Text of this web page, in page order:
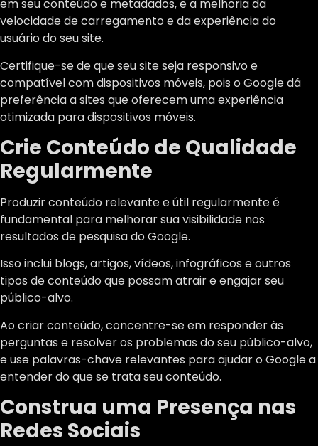
em seu conteúdo e metadados, e a melhoria da
velocidade de carregamento e da experiência do
usuário do seu site.
Certifique-se de que seu site seja responsivo e
compatível com dispositivos móveis, pois o Google dá
preferência a sites que oferecem uma experiência
otimizada para dispositivos móveis.
Crie Conteúdo de Qualidade
Regularmente
Produzir conteúdo relevante e útil regularmente é
fundamental para melhorar sua visibilidade nos
resultados de pesquisa do Google.
Isso inclui blogs, artigos, vídeos, infográficos e outros
tipos de conteúdo que possam atrair e engajar seu
público-alvo.
Ao criar conteúdo, concentre-se em responder às
perguntas e resolver os problemas do seu público-alvo,
e use palavras-chave relevantes para ajudar o Google a
entender do que se trata seu conteúdo.
Construa uma Presença nas
Redes Sociais